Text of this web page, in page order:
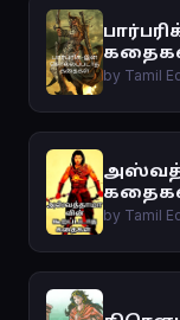
by Tamil
by Tamil